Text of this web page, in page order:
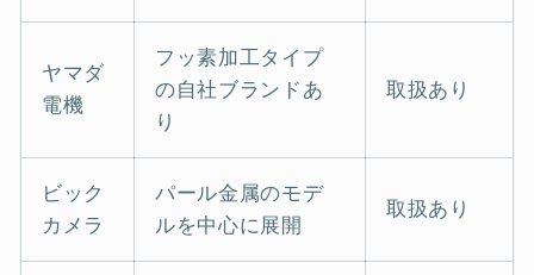
ヤマダ
電機
フッ素加工タイプ
の自社ブランドあ
り
取扱あり
ビック
カメラ
パール金属のモデ
ルを中心に展開
取扱あり